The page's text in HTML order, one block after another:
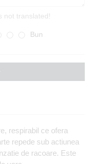
not translated!
Bun
respirabil ce ofera
repede sub actiunea
de racoare. Este